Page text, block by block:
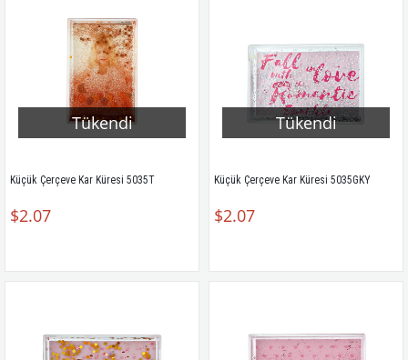
Tükendi
Küçük Çerçeve Kar Küresi 5035T
$2.07
Tükendi
Küçük Çerçeve Kar Küresi 5035GKY
$2.07